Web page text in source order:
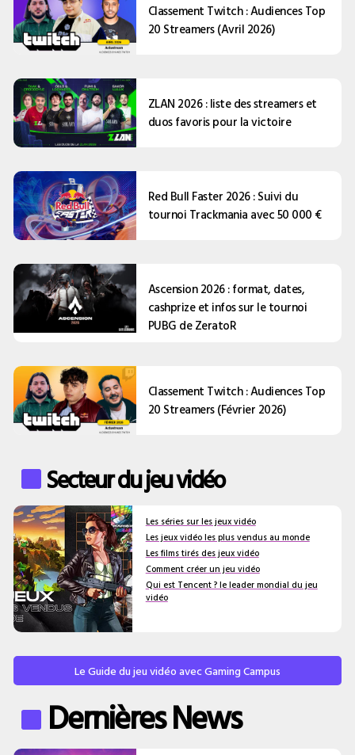
Classement Twitch : Audiences Top
20 Streamers (Avril 2026)
ZLAN 2026 : liste des streamers et
duos favoris pour la victoire
Red Bull Faster 2026 : Suivi du
tournoi Trackmania avec 50 000 €
Ascension 2026 : format, dates,
cashprize et infos sur le tournoi
PUBG de ZeratoR
Classement Twitch : Audiences Top
20 Streamers (Février 2026)
Secteur du jeu vidéo
Les séries sur les jeux vidéo
Les jeux vidéo les plus vendus au monde
Les films tirés des jeux vidéo
Comment créer un jeu vidéo
Qui est Tencent ? le leader mondial du jeu
vidéo
Le Guide du jeu vidéo avec Gaming Campus
Dernières News